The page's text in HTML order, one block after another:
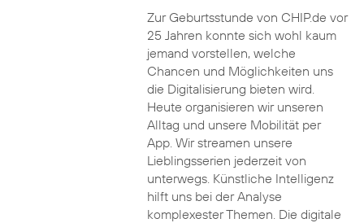
Zur Geburtsstunde von CHIP.de vor
25 Jahren konnte sich wohl kaum
jemand vorstellen, welche
Chancen und Möglichkeiten uns
die Digitalisierung bieten wird.
Heute organisieren wir unseren
Alltag und unsere Mobilität per
App. Wir streamen unsere
Lieblingsserien jederzeit von
unterwegs. Künstliche Intelligenz
hilft uns bei der Analyse
komplexester Themen. Die digitale